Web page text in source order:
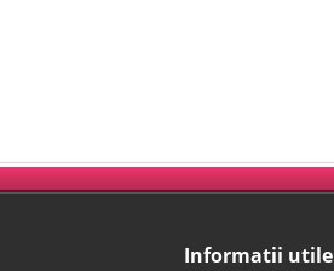
Informatii utile